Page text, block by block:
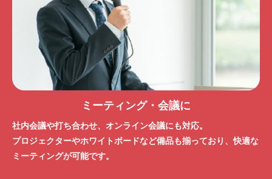
ミーティング・会議に
社内会議や打ち合わせ、オンライン会議にも対応。
プロジェクターやホワイトボードなど備品も揃っており、快適な
ミーティングが可能です。